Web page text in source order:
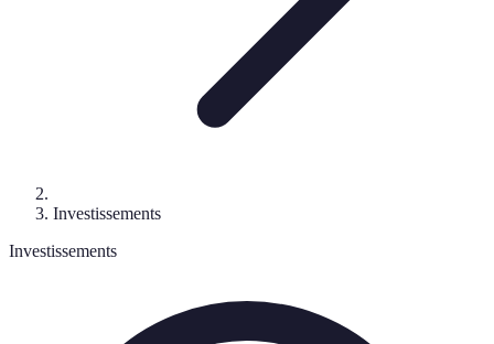
Investissements
Investissements